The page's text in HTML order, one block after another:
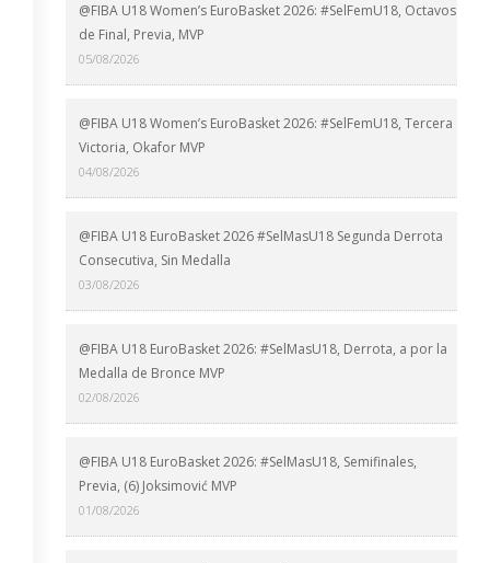
@FIBA U18 Women’s EuroBasket 2026: #SelFemU18, Octavos
de Final, Previa, MVP
05/08/2026
@FIBA U18 Women’s EuroBasket 2026: #SelFemU18, Tercera
Victoria, Okafor MVP
04/08/2026
@FIBA U18 EuroBasket 2026 #SelMasU18 Segunda Derrota
Consecutiva, Sin Medalla
03/08/2026
@FIBA U18 EuroBasket 2026: #SelMasU18, Derrota, a por la
Medalla de Bronce MVP
02/08/2026
@FIBA U18 EuroBasket 2026: #SelMasU18, Semifinales,
Previa, (6) Joksimović MVP
01/08/2026